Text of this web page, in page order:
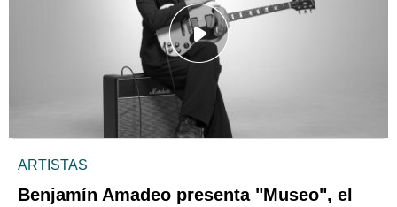
ARTISTAS
Benjamín Amadeo presenta "Museo", el